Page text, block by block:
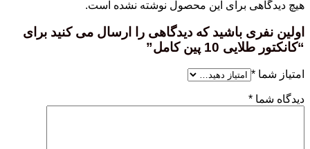
هیچ دیدگاهی برای این محصول نوشته نشده است.
اولین نفری باشید که دیدگاهی را ارسال می کنید برای
“کانکتور طلایی 10 پین کامل”
امتیاز شما *
دیدگاه شما *